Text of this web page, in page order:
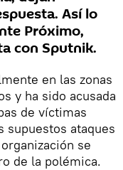
Así lo
Próximo,
con Sputnik.
en las zonas
y ha sido acusada
de víctimas
supuestos ataques
se
de la polémica.